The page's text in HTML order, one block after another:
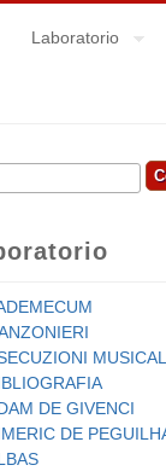
Laboratorio
di ricerca
DE GIVENCI
DE